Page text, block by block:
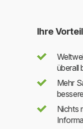
Ihre
überall
Mehr
Nichts